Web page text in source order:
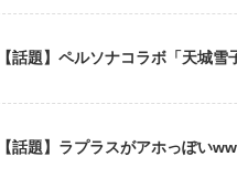
【話題】ペルソナコラボ「天
【話題】ラプラスがアホっぽい